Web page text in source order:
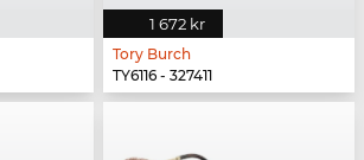
1 672 kr
Tory Burch
TY6116 - 327411